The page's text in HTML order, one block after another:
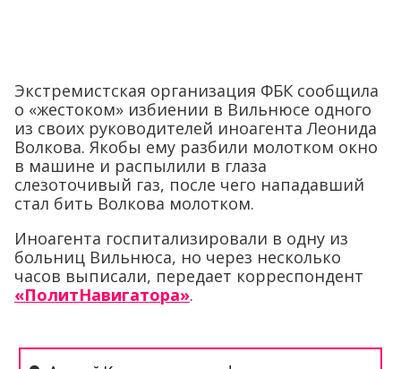
Экстремистская организация ФБК сообщила
о «жестоком» избиении в Вильнюсе одного
из своих руководителей иноагента Леонида
Волкова. Якобы ему разбили молотком окно
в машине и распылили в глаза
слезоточивый газ, после чего нападавший
стал бить Волкова молотком.
Иноагента госпитализировали в одну из
больниц Вильнюса, но через несколько
часов выписали, передает корреспондент
«ПолитНавигатора».